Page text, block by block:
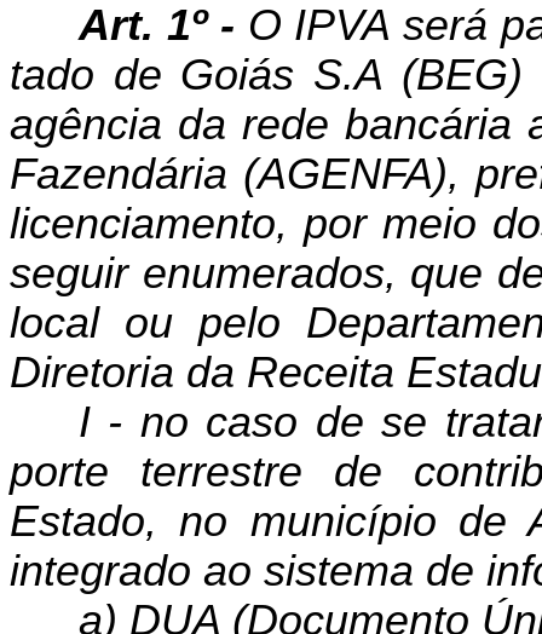
Art. 1º - O IPVA será
tado de Goiás S.A
agência da rede bancária
Fazendária (AGENFA),
licenciamento, por meio
seguir enumerados, que
local ou pelo
Diretoria da Receita
I - no caso de se
porte terrestre de
Estado, no município de
integrado ao sistema de
a) DUA (Documento